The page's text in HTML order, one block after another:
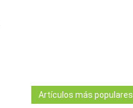
Artículos más populares